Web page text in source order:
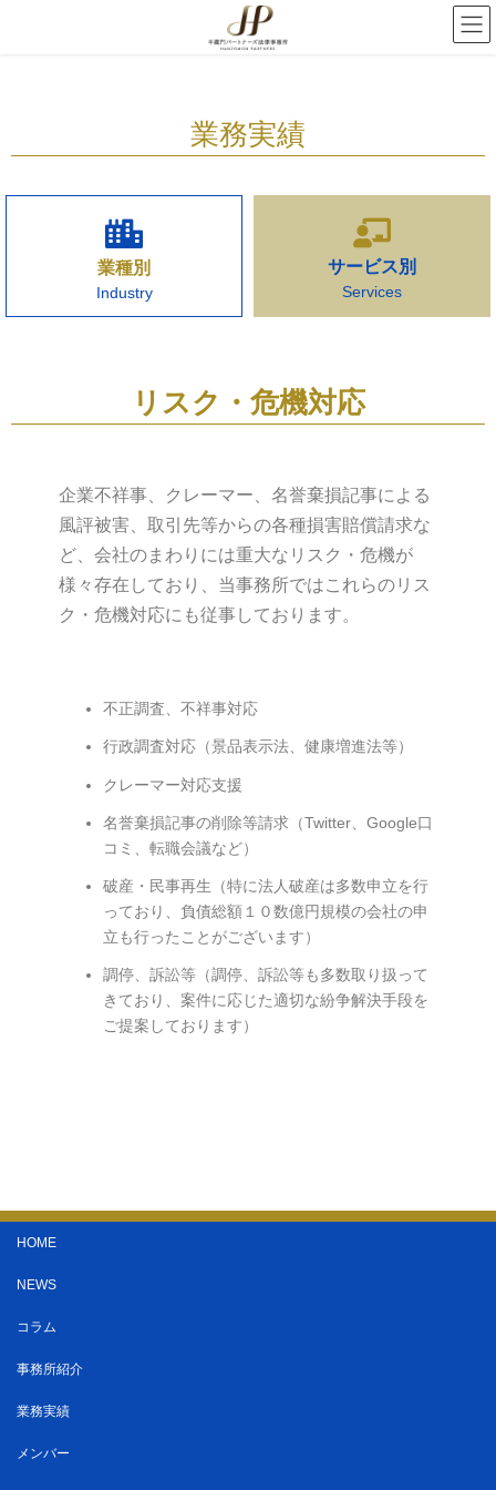
業務実績
業種別
Industry
サービス別
Services
リスク・危機対応
企業不祥事、クレーマー、名誉棄損記事による
風評被害、取引先等からの各種損害賠償請求な
ど、会社のまわりには重大なリスク・危機が
様々存在しており、当事務所ではこれらのリス
ク・危機対応にも従事しております。
不正調査、不祥事対応
行政調査対応（景品表示法、健康増進法等）
クレーマー対応支援
名誉棄損記事の削除等請求（Twitter、Google口
コミ、転職会議など）
破産・民事再生（特に法人破産は多数申立を行
っており、負債総額１０数億円規模の会社の申
立も行ったことがございます）
調停、訴訟等（調停、訴訟等も多数取り扱って
きており、案件に応じた適切な紛争解決手段を
ご提案しております）
HOME
NEWS
コラム
事務所紹介
業務実績
メンバー